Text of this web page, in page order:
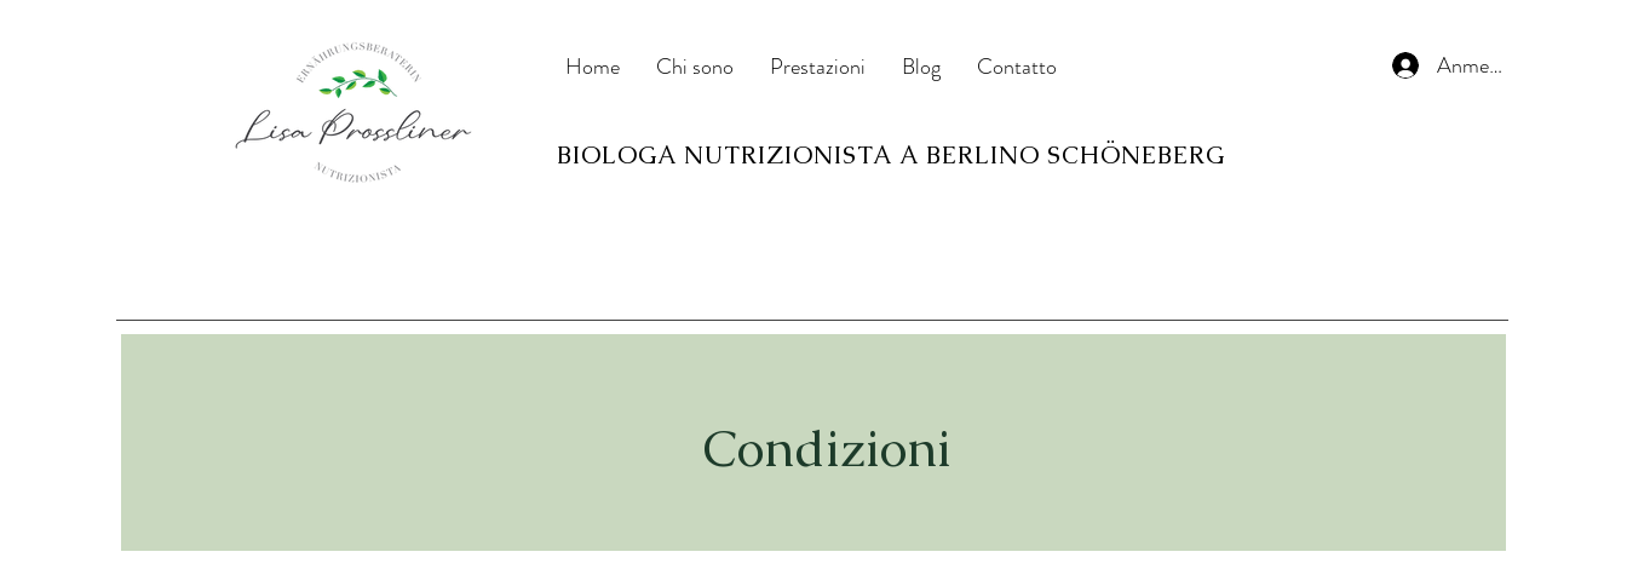
Home Chi sono Prestazioni Blog Contatto Anmelden
BIOLOGA NUTRIZIONISTA A BERLINO SCHÖNEBERG
Condizioni